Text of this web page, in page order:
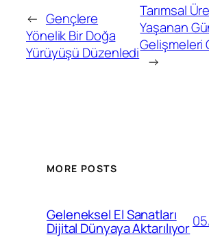
← Gençlere
Yönelik Bir Doğa
Yürüyüşü Düzenledi
Tarımsal
Yaşanan
Gelişmeleri
→
MORE POSTS
Geleneksel El Sanatları
Dijital Dünyaya Aktarılıyor